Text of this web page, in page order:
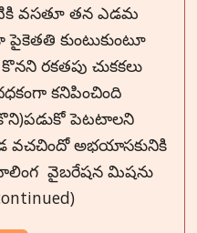
వసతూ తన ఎడమ
కుంటుకుంటూ
రకతపు చుకకలు
కనిపించింది
పెటటాలని
వచచిందో అభయాసకునికి
వైబరేషన మిషను